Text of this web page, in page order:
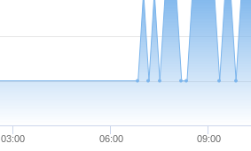
03:00 06:00 09:00